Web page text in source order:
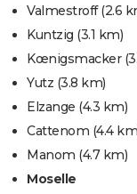
Valmestroff(2.6
Kuntzig (3.1 km)
Kœnigsmacker
Yutz (3.8 km)
Elzange (4.3 km)
Cattenom (4.4
Manom (4.7 km)
Moselle